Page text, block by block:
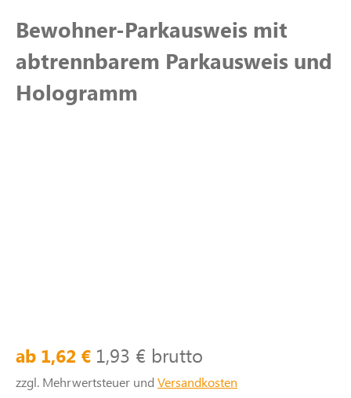
Bewohner-Parkausweis mit
abtrennbarem Parkausweis und
Hologramm
ab 1,62 € 1,93 € brutto
zzgl. Mehrwertsteuer und Versandkosten